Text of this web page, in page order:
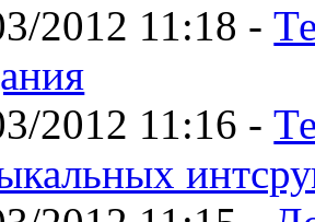
2012 11:18 -
2012 11:16 -